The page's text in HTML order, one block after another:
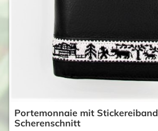
Portemonnaie mit Stickereiband
Scherenschnitt